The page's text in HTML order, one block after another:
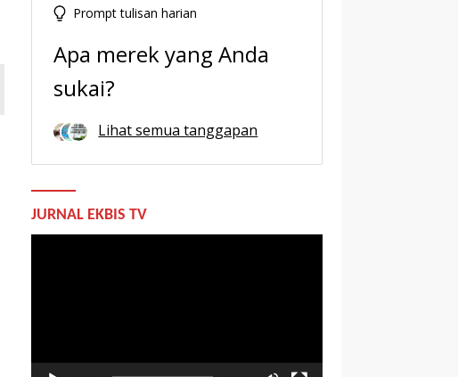
Prompt tulisan harian
Apa merek yang Anda
sukai?
Lihat semua tanggapan
JURNAL EKBIS TV